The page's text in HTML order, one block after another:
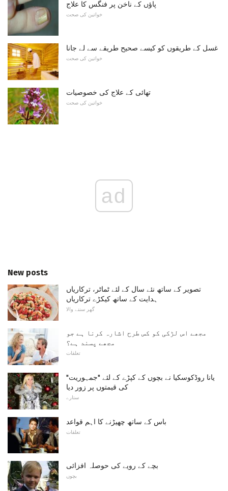
پاؤں کے ناخن پر فنگس کا علاج
خواتین کی صحت
غسل کے طریقوں کو کیسے صحیح طریقے سے لے جانا
خواتین کی صحت
تھائی کے علاج کی خصوصیات
خواتین کی صحت
ad
New posts
تصویر کے ساتھ نئے سال کے لئے ٹماٹر، ترکاریاں
ہدایت کے ساتھ کیکڑے ترکاریاں
گھر سننے والا
مجھے اس لڑکی کو کس طرح اشارہ کرنا ہے جو
مجھے پسند ہے؟
تعلقات
یانا روڈکوسکیا نے بچوں کے کپڑے کے لئے "جمہوریت"
کی قیمتوں پر زور دیا
ستارے
باس کے ساتھ چھیڑنے کا اہم قواعد
تعلقات
بچے کے رویے کی حوصلہ افزائی
بچوں